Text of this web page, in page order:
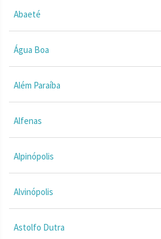
Abaeté
Água Boa
Além Paraíba
Alfenas
Alpinópolis
Alvinópolis
Astolfo Dutra